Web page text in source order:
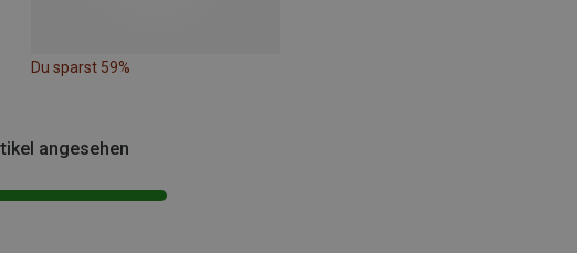
Du sparst 59%
angesehen